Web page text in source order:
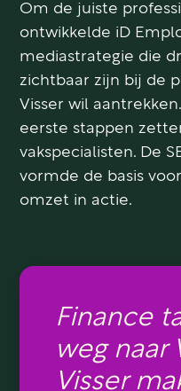
Om de juiste
ontwikkelde iD
mediastrategie die
zichtbaar zijn bij de
Visser wil
eerste stappen
vakspecialisten. De
vormde de basis
omzet in actie.
Finance
weg naar
Visser